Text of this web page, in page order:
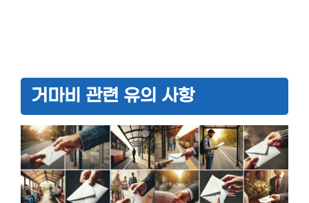
거마비 관련 유의 사항